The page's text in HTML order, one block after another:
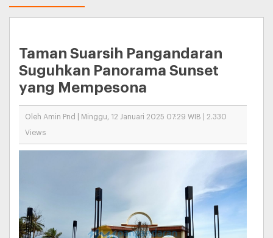
Taman Suarsih Pangandaran
Suguhkan Panorama Sunset
yang Mempesona
Oleh Amin Pnd | Minggu, 12 Januari 2025 07:29 WIB | 2.330
Views